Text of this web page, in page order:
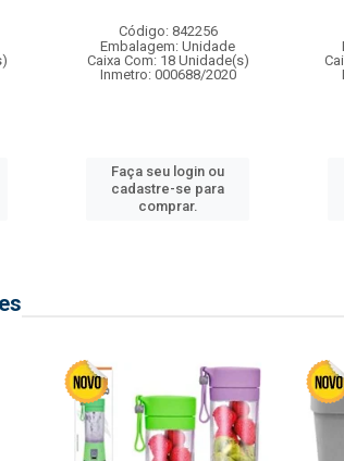
Código: 842256
Embalagem: Unidade
Caixa Com: 18 Unidade(s)
Inmetro: 000688/2020
Faça seu login ou
cadastre-se para
comprar.